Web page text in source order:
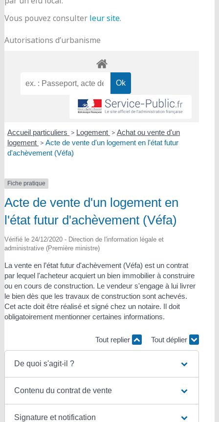
Vous pouvez consulter leur site.
Autorisations d’urbanisme
Accueil particuliers > Logement > Achat ou vente d'un
logement > Acte de vente d'un logement en l'état futur
d'achèvement (Véfa)
Fiche pratique
Acte de vente d'un logement en
l'état futur d'achèvement (Véfa)
Vérifié le 24/12/2020 - Direction de l'information légale et
administrative (Première ministre)
La vente en l’état futur d'achèvement (Véfa) est un contrat
par lequel l'acheteur acquiert un bien immobilier à construire
ou en cours de construction. Le vendeur s'engage à lui livrer
le bien dès que les travaux de construction sont achevés.
Cet acte doit être réalisé et signé chez un notaire. Il doit
obligatoirement mentionner certaines informations.
Tout replier Tout déplier
De quoi s'agit-il ?
Contenu du contrat de vente
Signature et notification